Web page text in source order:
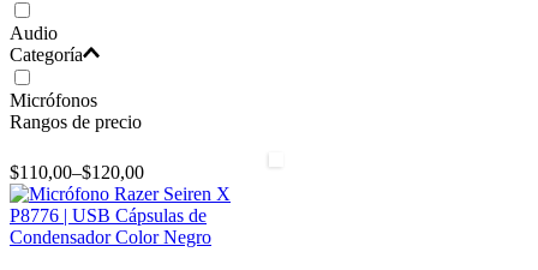
Audio
Categoría
Micrófonos
Rangos de precio
$110,00–$120,00